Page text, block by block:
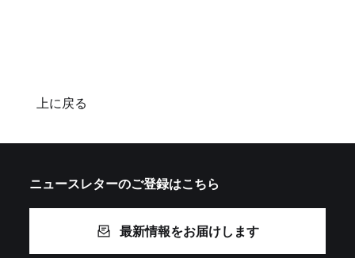
上に戻る
ニュースレターのご登録はこちら
最新情報をお届けします